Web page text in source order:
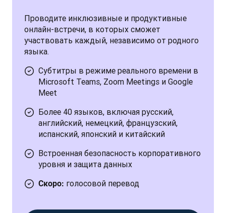
Проводите инклюзивные и продуктивные
онлайн-встречи, в которых сможет
участвовать каждый, независимо от родного
языка.
Субтитры в режиме реального времени в
Microsoft Teams, Zoom Meetings и Google
Meet
Более 40 языков, включая русский,
английский, немецкий, французский,
испанский, японский и китайский
Встроенная безопасность корпоративного
уровня и защита данных
Скоро: голосовой перевод